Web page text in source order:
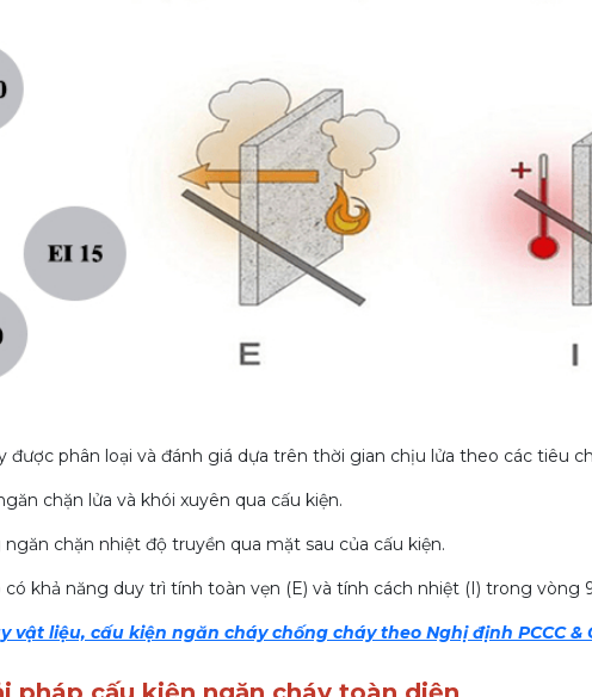
được phân loại và đánh giá dựa trên thời gian chịu lửa theo các tiêu
chặn lửa và khói xuyên qua cấu kiện.
ngăn chặn nhiệt độ truyền qua mặt sau của cấu kiện.
có khả năng duy trì tính toàn vẹn (E) và tính cách nhiệt (I) trong vòng
vật liệu, cấu kiện ngăn cháy chống cháy theo Nghị định PCCC &